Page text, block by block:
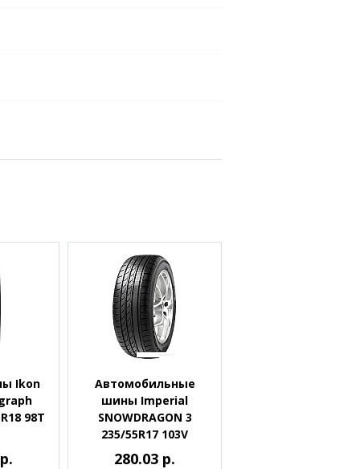
Ikon
98T
Автомобильные
шины Imperial
SNOWDRAGON 3
235/55R17 103V
280.03 р.